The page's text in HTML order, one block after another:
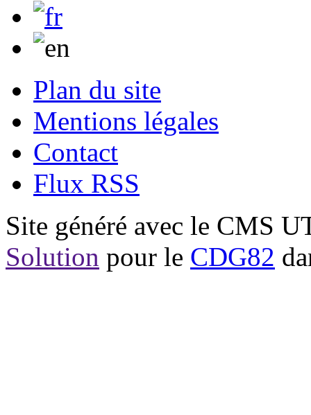
Plan du site
Mentions légales
Contact
Flux RSS
Site généré avec le CMS
Solution pour le CDG82